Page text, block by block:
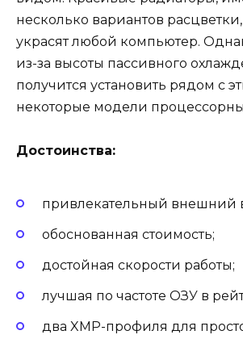
несколько вариантов
украсят любой компьютер.
из-за высоты пассивного
получится установить рядом с
некоторые модели
Достоинства:
привлекательный внешний
обоснованная стоимость;
достойная скорости работы;
лучшая по частоте ОЗУ в
два XMP-профиля для